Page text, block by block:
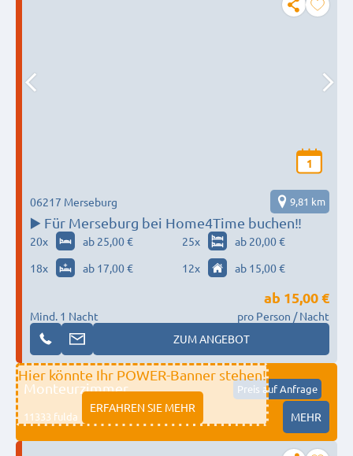
1
▶️ Für Merseburg bei Home4Time buchen‼️
06217 Merseburg 9,81 km
20x ab 25,00 € 25x
ab 20,00 €
18x ab 17,00 € 12x ab 15,00 €
Mind. 1 Nacht
ab 15,00 €
pro Person / Nacht
ZUM ANGEBOT
Hier könnte Ihr POWER-Banner stehen!
ERFAHREN SIE MEHR
Monteurzimmer Preis auf Anfrage
11333 fulda MEHR